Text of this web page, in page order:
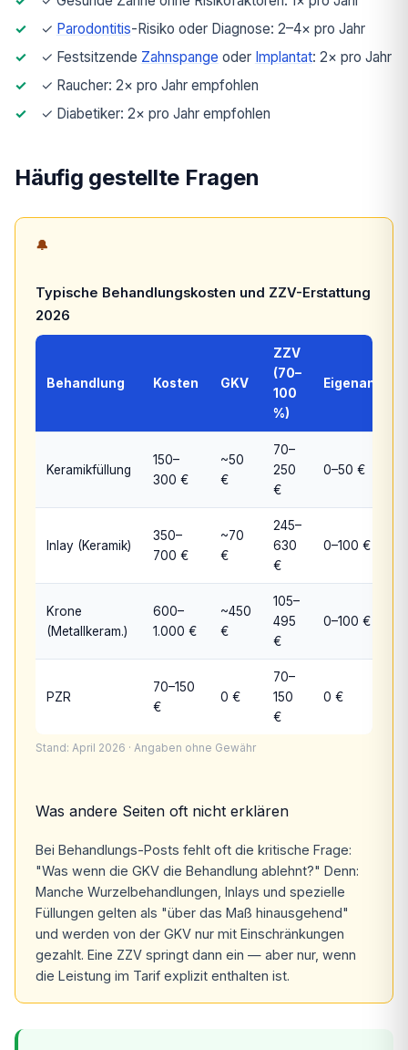
✓ Parodontitis-Risiko oder Diagnose: 2–4× pro Jahr
✓ Festsitzende Zahnspange oder Implantat: 2× pro Jahr
✓ Raucher: 2× pro Jahr empfohlen
✓ Diabetiker: 2× pro Jahr empfohlen
Häufig gestellte Fragen
🔔
Typische Behandlungskosten und ZZV-Erstattung
2026
Behandlung Kosten GKV
ZZV
(70–
100
%)
Eigenanteil
Keramikfüllung
150–
300 €
~50
€
70–
250
€
0–50 €
Inlay (Keramik)
350–
700 €
~70
€
245–
630
€
0–100 €
Krone
(Metallkeram.)
600–
1.000 €
~450
€
105–
495
€
0–100 €
PZR
70–150
€
0 €
70–
150
€
0 €
Stand: April 2026 · Angaben ohne Gewähr
Was andere Seiten oft nicht erklären
Bei Behandlungs-Posts fehlt oft die kritische Frage:
"Was wenn die GKV die Behandlung ablehnt?" Denn:
Manche Wurzelbehandlungen, Inlays und spezielle
Füllungen gelten als "über das Maß hinausgehend"
und werden von der GKV nur mit Einschränkungen
gezahlt. Eine ZZV springt dann ein — aber nur, wenn
die Leistung im Tarif explizit enthalten ist.